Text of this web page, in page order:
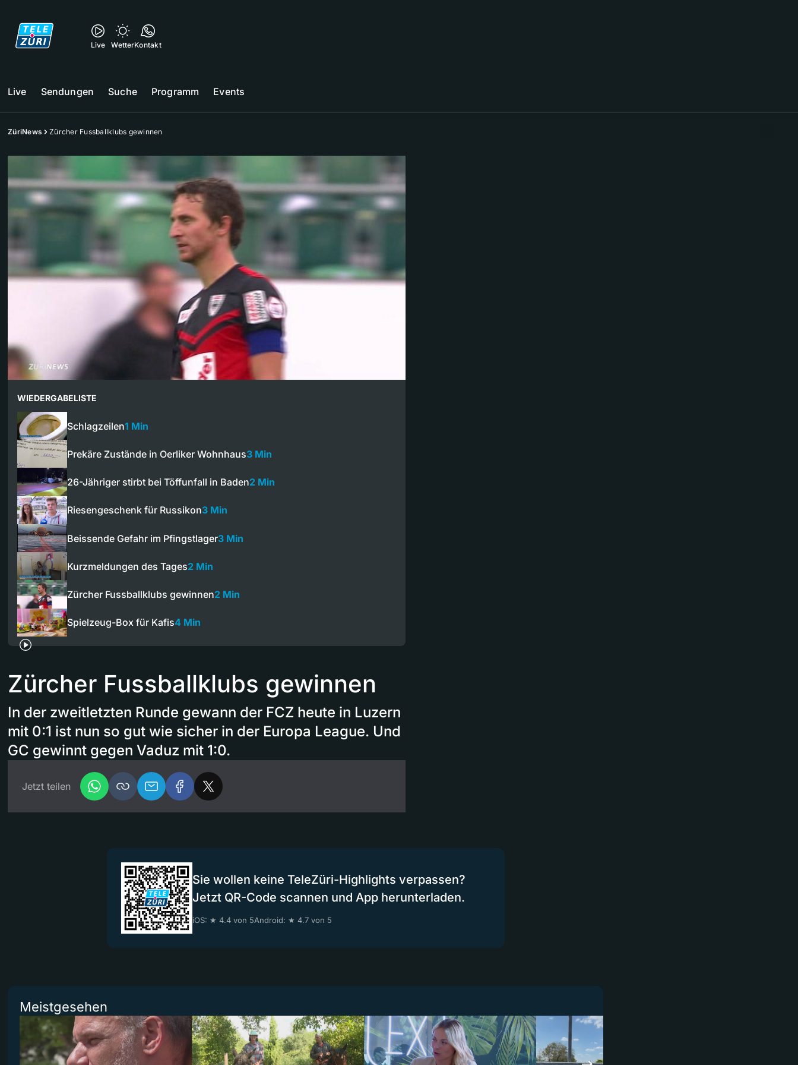
Live WetterKontakt
Live Sendungen Suche Programm Events
ZüriNews Zürcher Fussballklubs gewinnen
WIEDERGABELISTE
Schlagzeilen1 Min
Prekäre Zustände in Oerliker Wohnhaus3 Min
26-Jähriger stirbt bei Töffunfall in Baden2 Min
Riesengeschenk für Russikon3 Min
Beissende Gefahr im Pfingstlager3 Min
Kurzmeldungen des Tages2 Min
Zürcher Fussballklubs gewinnen2 Min
Spielzeug-Box für Kafis4 Min
Zürcher Fussballklubs gewinnen
In der zweitletzten Runde gewann der FCZ heute in Luzern
mit 0:1 ist nun so gut wie sicher in der Europa League. Und
GC gewinnt gegen Vaduz mit 1:0.
Jetzt teilen
Sie wollen keine TeleZüri-Highlights verpassen?
Jetzt QR-Code scannen und App herunterladen.
iOS: ★ 4.4 von 5Android: ★ 4.7 von 5
Meistgesehen